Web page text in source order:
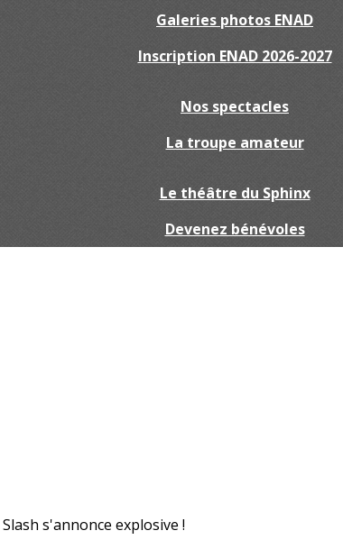
Galeries photos ENAD
Inscription ENAD 2026-2027
Nos spectacles
La troupe amateur
Le théâtre du Sphinx
Devenez bénévoles